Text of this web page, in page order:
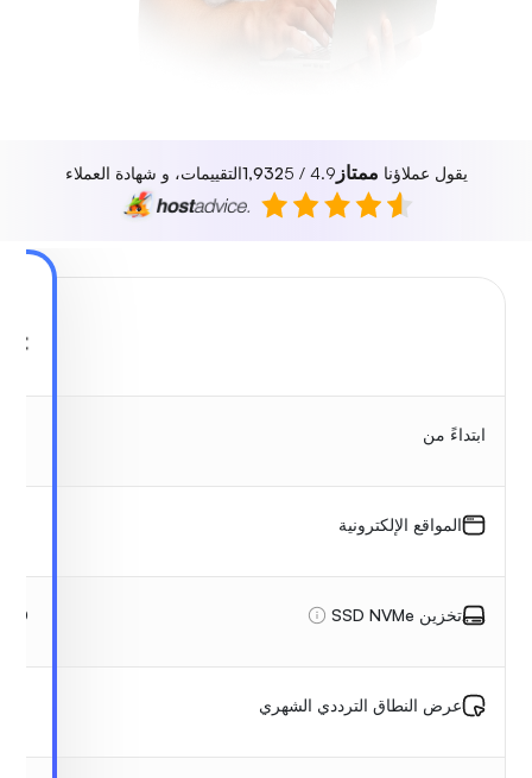
يقول عملاؤنا ممتاز 4.9 / 5
1,932التقييمات، و شهادة العملاء
ابتداءً من
المواقع الإلكترونية
تخزين SSD NVMe
عرض النطاق الترددي الشهري
80 جيجابايت NVMe